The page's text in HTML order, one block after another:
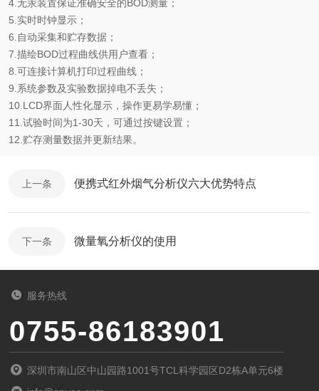
4.无汞装置保证准确安全的BOD测量；
5.实时时钟显示；
6.自动采集和贮存数据；
7.描绘BOD过程曲线供用户查看；
8.可连接计算机打印过程曲线；
9.系统参数及实验数据掉电不丢失；
10.LCD界面人性化显示，操作更易学易懂；
11.试验时间为1-30天，可通过按键设置；
12.贮存测量数据并更新结果。
上一条 便携式红外烟气分析仪六大优势特点
下一条 微量氧分析仪的使用
服务热线
0755-86183901
深圳市南山区中山园路1001号TCL科学园区D2栋A单元6楼